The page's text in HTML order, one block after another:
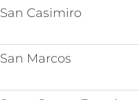
San Casimiro
San Marcos